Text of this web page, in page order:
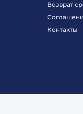
Возврат
Контакты